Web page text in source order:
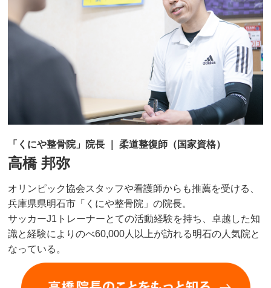
「くにや整骨院」院長 ｜ 柔道整復師（国家資格）
高橋 邦弥
オリンピック協会スタッフや看護師からも推薦を受ける、
兵庫県県明石市「くにや整骨院」の院長。
サッカーJ1トレーナーとての活動経験を持ち、卓越した知
識と経験によりのべ60,000人以上が訪れる明石の人気院と
なっている。